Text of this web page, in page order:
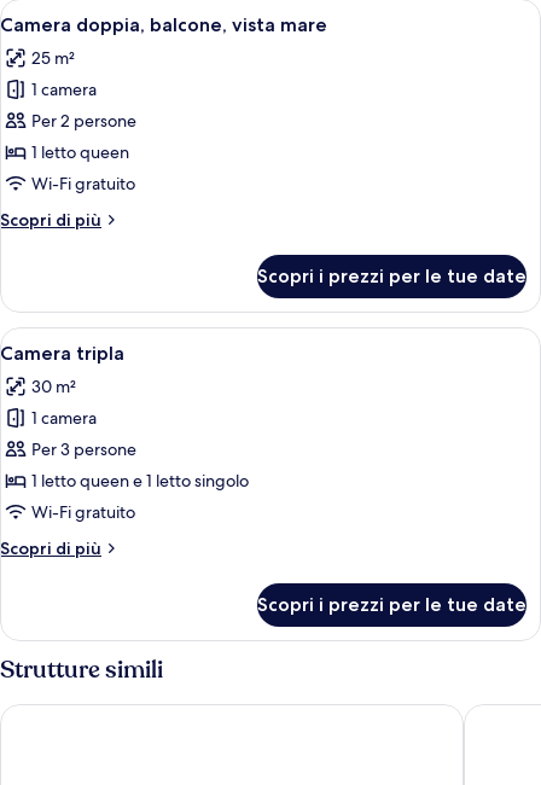
Apri
tutte
le
foto
per
Camera
doppia,
vista
Una camera da letto ordinata con
5
Camera doppia, balcone, vista mare
25 m²
1 camera
Per 2 persone
1 letto queen
Wi-Fi gratuito
Scopri di più
Altri
doppia,
balcone,
vista
Scopri i prezzi per le tue date
Apri
tutte
le
foto
per
Camera
tripla
Una camera da letto con due letti,
4
Camera tripla
30 m²
1 camera
Per 3 persone
1 letto queen e 1 letto singolo
Wi-Fi gratuito
Scopri di più
Altri
tripla
Scopri i prezzi per le tue date
Strutture simili
Hotel Il Cefalo Hotel